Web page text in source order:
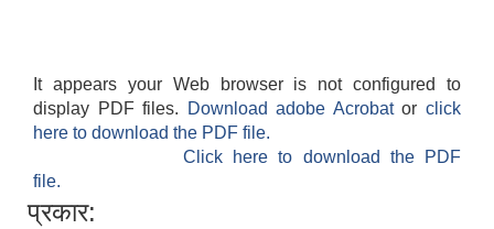
It appears your Web browser is not configured to
display PDF files.
Download adobe Acrobatorclick
here to download the PDF file.
Click here to download the PDF
file.
प्रकार: